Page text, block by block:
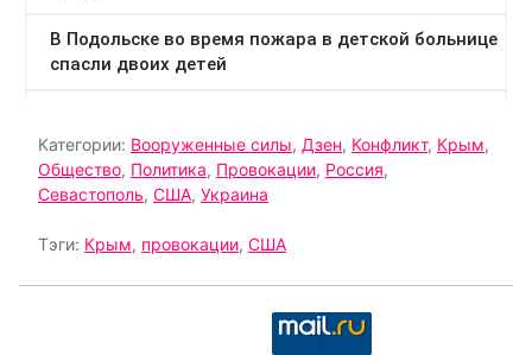
Категории: Вооруженные силы, Дзен, Конфликт, Крым,
Общество, Политика, Провокации, Россия,
Севастополь, США, Украина
Тэги: Крым, провокации, США